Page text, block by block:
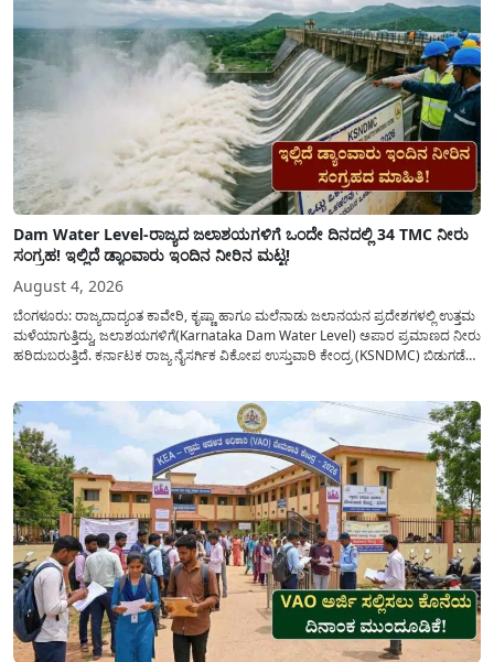
Dam Water Level-ರಾಜ್ಯದ ಜಲಾಶಯಗಳಿಗೆ ಒಂದೇ ದಿನದಲ್ಲಿ 34 TMC ನೀರು
ಸಂಗ್ರಹ! ಇಲ್ಲಿದೆ ಡ್ಯಾಂವಾರು ಇಂದಿನ ನೀರಿನ ಮಟ್ಟ!
August 4, 2026
ಬೆಂಗಳೂರು: ರಾಜ್ಯದಾದ್ಯಂತ ಕಾವೇರಿ, ಕೃಷ್ಣಾ ಹಾಗೂ ಮಲೆನಾಡು ಜಲಾನಯನ ಪ್ರದೇಶಗಳಲ್ಲಿ ಉತ್ತಮ
ಮಳೆಯಾಗುತ್ತಿದ್ದು, ಜಲಾಶಯಗಳಿಗೆ(Karnataka Dam Water Level) ಅಪಾರ ಪ್ರಮಾಣದ ನೀರು
ಹರಿದುಬರುತ್ತಿದೆ. ಕರ್ನಾಟಕ ರಾಜ್ಯ ನೈಸರ್ಗಿಕ ವಿಕೋಪ ಉಸ್ತುವಾರಿ ಕೇಂದ್ರ (KSNDMC) ಬಿಡುಗಡೆ